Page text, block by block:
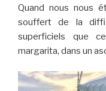
Quand nous nous
souffert de la
superficiels que
margarita, dans un